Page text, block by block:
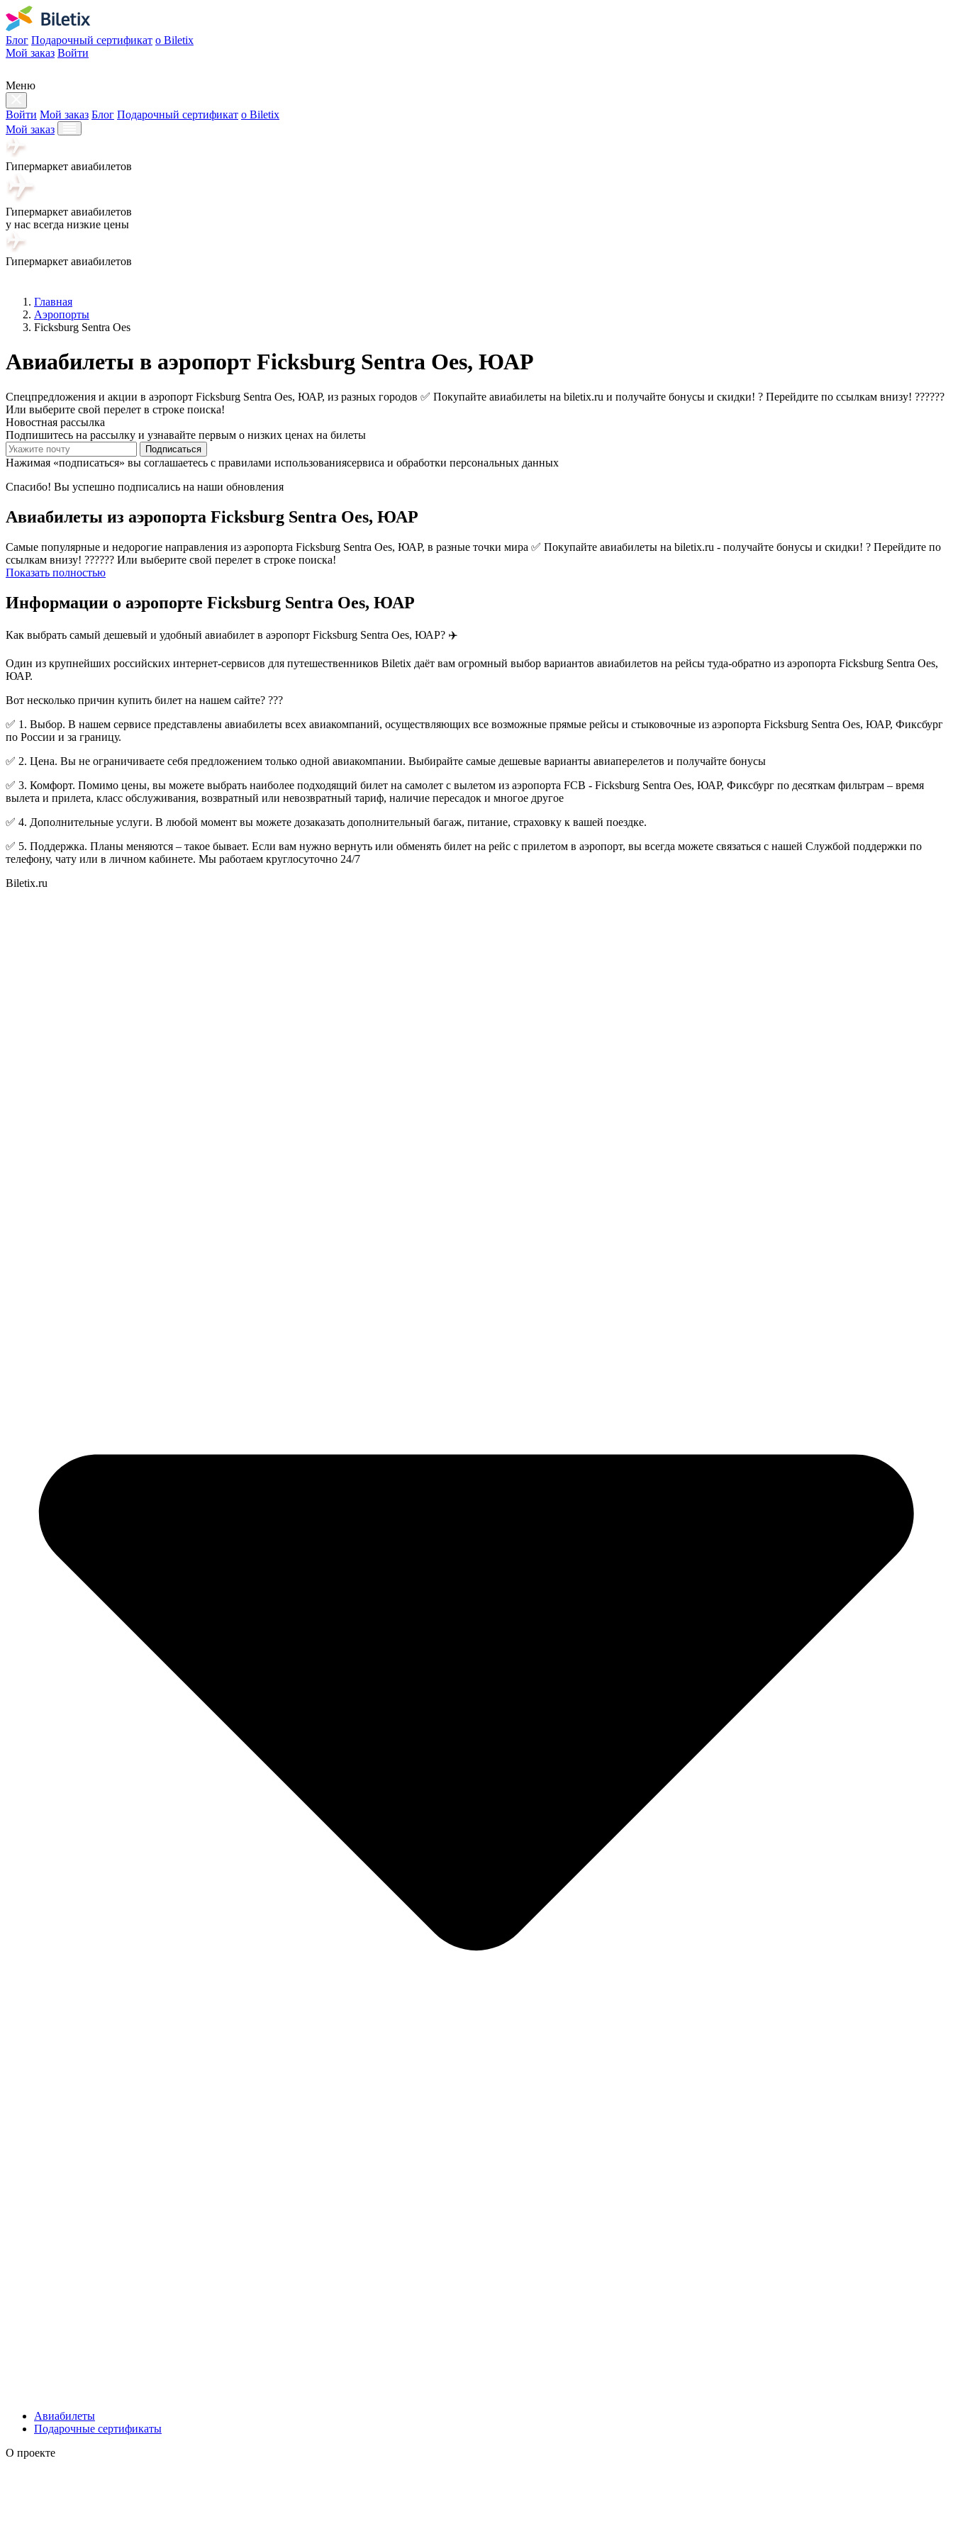
Блог Подарочный сертификат о Biletix
Мой заказ Войти
Меню
Войти Мой заказ Блог Подарочный сертификат о Biletix
Мой заказ
Гипермаркет авиабилетов
Гипермаркет авиабилетов
у нас всегда низкие цены
Гипермаркет авиабилетов
Главная
Аэропорты
Ficksburg Sentra Oes
Авиабилеты в аэропорт Ficksburg Sentra Oes, ЮАР
Спецпредложения и акции в аэропорт Ficksburg Sentra Oes, ЮАР, из разных городов ✅ Покупайте авиабилеты на biletix.ru и получайте бонусы и скидки! ? Перейдите по ссылкам внизу! ??????
Или выберите свой перелет в строке поиска!
Новостная рассылка
Подпишитесь на рассылку и узнавайте первым о низких ценах на билеты
Подписаться
Нажимая «подписаться» вы соглашаетесь с правилами использованиясервиса и обработки персональных данных
Спасибо! Вы успешно подписались на наши обновления
Авиабилеты из аэропорта Ficksburg Sentra Oes, ЮАР
Самые популярные и недорогие направления из аэропорта Ficksburg Sentra Oes, ЮАР, в разные точки мира ✅ Покупайте авиабилеты на biletix.ru - получайте бонусы и скидки! ? Перейдите по
ссылкам внизу! ?????? Или выберите свой перелет в строке поиска!
Показать полностью
Информации о аэропорте Ficksburg Sentra Oes, ЮАР
Как выбрать самый дешевый и удобный авиабилет в аэропорт Ficksburg Sentra Oes, ЮАР? ✈️
Один из крупнейших российских интернет-сервисов для путешественников Biletix даёт вам огромный выбор вариантов авиабилетов на рейсы туда-обратно из аэропорта Ficksburg Sentra Oes,
ЮАР.
Вот несколько причин купить билет на нашем сайте? ???
✅ 1. Выбор. В нашем сервисе представлены авиабилеты всех авиакомпаний, осуществляющих все возможные прямые рейсы и стыковочные из аэропорта Ficksburg Sentra Oes, ЮАР, Фиксбург
по России и за границу.
✅ 2. Цена. Вы не ограничиваете себя предложением только одной авиакомпании. Выбирайте самые дешевые варианты авиаперелетов и получайте бонусы
✅ 3. Комфорт. Помимо цены, вы можете выбрать наиболее подходящий билет на самолет с вылетом из аэропорта FCB - Ficksburg Sentra Oes, ЮАР, Фиксбург по десяткам фильтрам – время
вылета и прилета, класс обслуживания, возвратный или невозвратный тариф, наличие пересадок и многое другое
✅ 4. Дополнительные услуги. В любой момент вы можете дозаказать дополнительный багаж, питание, страховку к вашей поездке.
✅ 5. Поддержка. Планы меняются – такое бывает. Если вам нужно вернуть или обменять билет на рейс с прилетом в аэропорт, вы всегда можете связаться с нашей Службой поддержки по
телефону, чату или в личном кабинете. Мы работаем круглосуточно 24/7
Biletix.ru
Авиабилеты
Подарочные сертификаты
О проекте